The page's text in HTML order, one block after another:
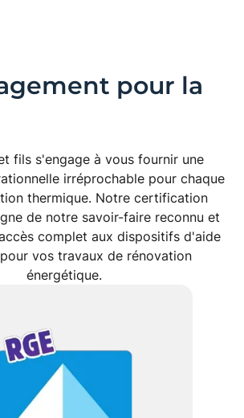
pour la
fils s'engage à vous fournir une
irréprochable pour chaque
thermique. Notre certification
de notre savoir-faire reconnu et
complet aux dispositifs d'aide
vos travaux de rénovation
énergétique.